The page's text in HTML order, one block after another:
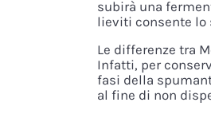
subirà una
lieviti consente lo
Le differenze tra
Infatti, per
fasi della
al fine di non